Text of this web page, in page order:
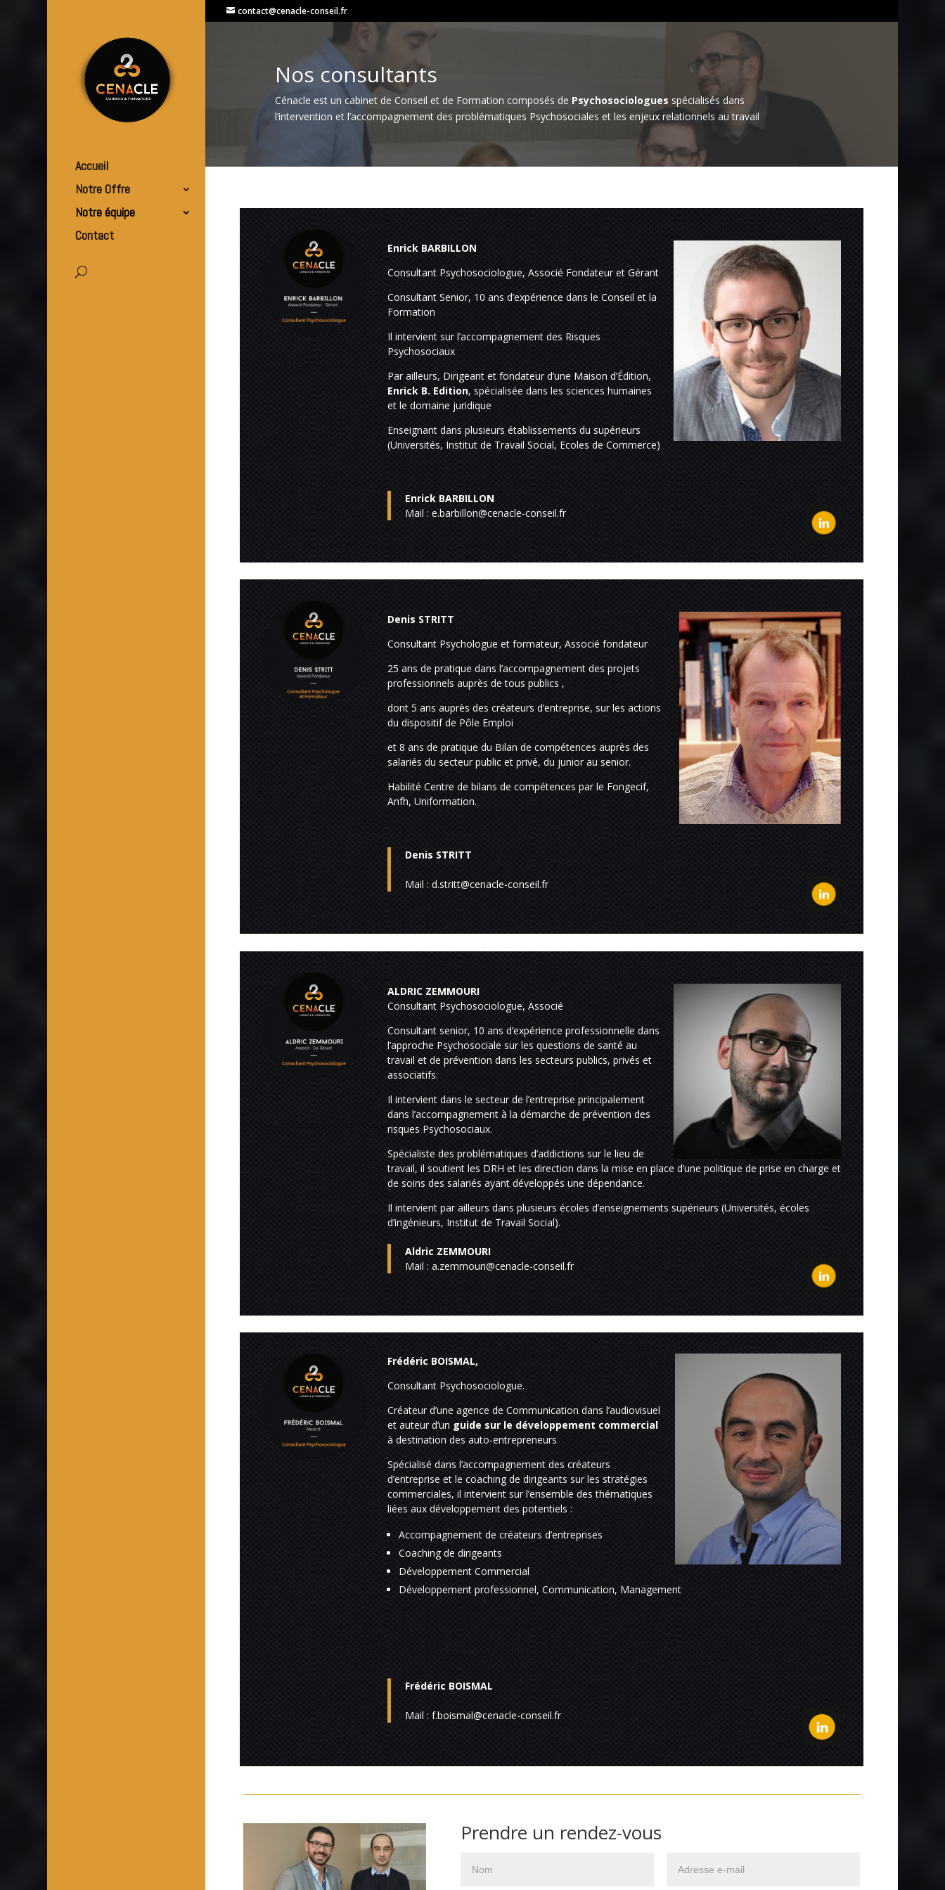
contact@cenacle-conseil.fr
Accueil
Notre Offre
Notre équipe
Contact
Nos consultants
Cénacle est un cabinet de Conseil et de Formation composés de Psychosociologues spécialisés dans
l’intervention et l’accompagnement des problématiques Psychosociales et les enjeux relationnels au travail
Enrick BARBILLON
Consultant Psychosociologue, Associé Fondateur et Gérant
Consultant Senior, 10 ans d’expérience dans le Conseil et la
Formation
Il intervient sur l’accompagnement des Risques
Psychosociaux
Par ailleurs, Dirigeant et fondateur d’une Maison d’Édition,
Enrick B. Edition, spécialisée dans les sciences humaines
et le domaine juridique
Enseignant dans plusieurs établissements du supérieurs
(Universités, Institut de Travail Social, Ecoles de Commerce)
Enrick BARBILLON
Mail :e.barbillon@cenacle-conseil.fr
Denis STRITT
Consultant Psychologue et formateur, Associé fondateur
25 ans de pratique dans l’accompagnement des projets
professionnels auprès de tous publics ,
dont 5 ans auprès des créateurs d’entreprise, sur les actions
du dispositif de Pôle Emploi
et 8 ans de pratique du Bilan de compétences auprès des
salariés du secteur public et privé, du junior au senior.
Habilité Centre de bilans de compétences par le Fongecif,
Anfh, Uniformation.
Denis STRITT
Mail :d.stritt@cenacle-conseil.fr
ALDRIC ZEMMOURI
Consultant Psychosociologue,Associé
Consultant senior, 10 ans d’expérience professionnelle dans
l’approche Psychosociale sur les questions de santé au
travail et de prévention dans les secteurs publics, privés et
associatifs.
Il intervient dans le secteur de l’entreprise principalement
dans l’accompagnement à la démarche de prévention des
risques Psychosociaux.
Spécialiste des problématiquesd’addictions sur le lieu de
travail, il soutient les DRH et les direction dans la mise en place d’une politique de prise en charge et
de soins des salariés ayant développés une dépendance.
Il intervient par ailleurs dans plusieurs écoles d’enseignements supérieurs (Universités, écoles
d’ingénieurs, Institut de Travail Social).
Aldric ZEMMOURI
Mail : a.zemmouri@cenacle-conseil.fr
Frédéric BOISMAL,
Consultant Psychosociologue.
Créateur d’une agence de Communication dans l’audiovisuel
et auteur d’un guide sur le développement commercial
à destination des auto-entrepreneurs
Spécialisé dans l’accompagnement des créateurs
d’entreprise et le coaching de dirigeants sur les stratégies
commerciales, il intervient sur l’ensemble des thématiques
liées aux développement des potentiels :
Accompagnement de créateurs d’entreprises
Coaching de dirigeants
Développement Commercial
Développement professionnel, Communication, Management
Frédéric BOISMAL
Mail : f.boismal@cenacle-conseil.fr
Prendre un rendez-vous